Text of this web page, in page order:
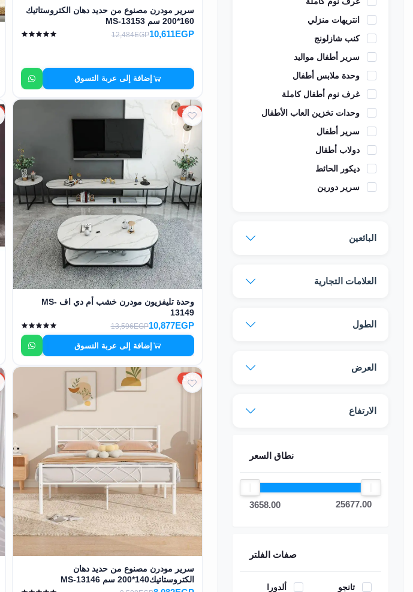
انتريهات منزلي
كنب شازلونج
سرير أطفال مواليد
وحدة ملابس أطفال
غرف نوم أطفال كاملة
وحدات تخزين العاب الأطفال
سرير أطفال
دولاب أطفال
ديكور الحائط
سرير دورين
البائعين
العلامات التجارية
الطول
العرض
الارتفاع
نطاق السعر
25677.00
3658.00
صفات الفلتر
تانجو
ألدورا
سرير مودرن مصنوع من حديد دهان الكتروستاتيك
160*200 سم MS-13153
10,611EGP
12,484EGP
إضافة إلى عربة التسوق
20%
وحدة تليفزيون مودرن خشب أم دي اف MS-
13149
10,877EGP
13,596EGP
إضافة إلى عربة التسوق
15%
سرير مودرن مصنوع من حديد دهان
الكتروستاتيك140*200 سم MS-13146